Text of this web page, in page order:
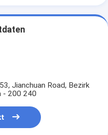
Jianchuan Road, Bezirk
- 200 240